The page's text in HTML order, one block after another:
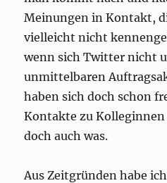
Meinungen in Kontakt,
vielleicht nicht
wenn sich Twitter nicht
unmittelbaren
haben sich doch schon
Kontakte zu
doch auch was.
Aus Zeitgründen habe